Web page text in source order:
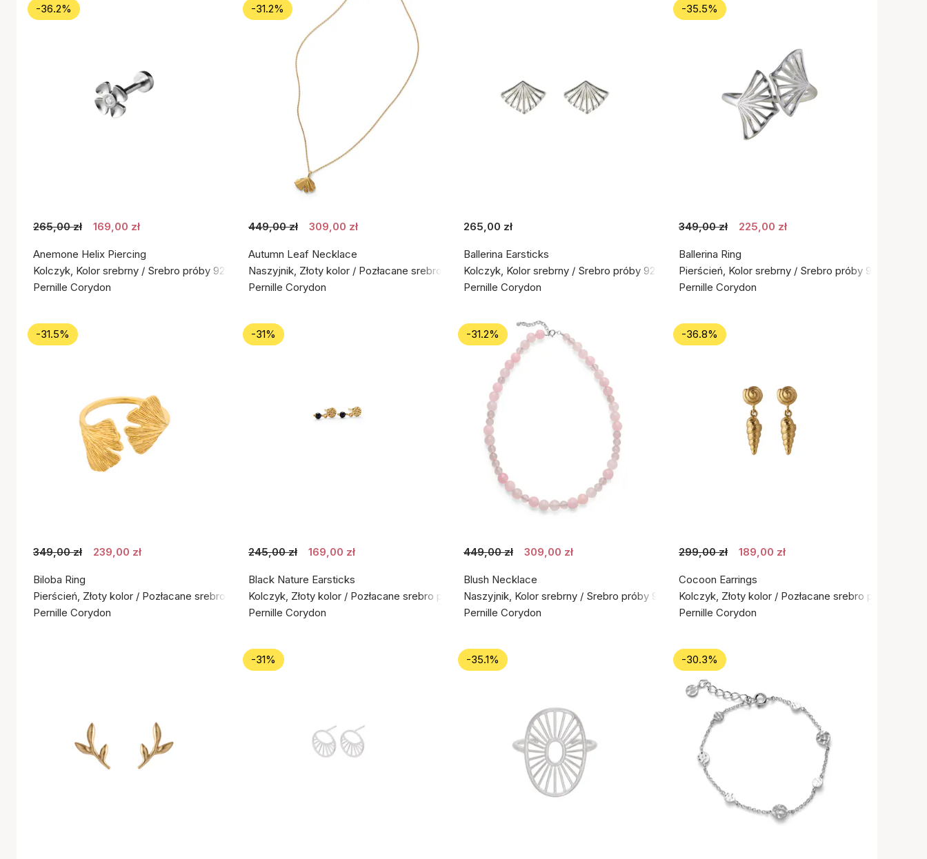
-36.2%
265,00 zł 169,00 zł
Anemone Helix Piercing
Kolczyk, Kolor srebrny / Srebro próby 925
Pernille Corydon
-31.2%
449,00 zł 309,00 zł
Autumn Leaf Necklace
Naszyjnik, Złoty kolor / Pozłacane srebro próby 925
Pernille Corydon
265,00 zł
Ballerina Earsticks
Kolczyk, Kolor srebrny / Srebro próby 925
Pernille Corydon
-35.5%
349,00 zł 225,00 zł
Ballerina Ring
Pierścień, Kolor srebrny / Srebro próby 925
Pernille Corydon
-31.5%
349,00 zł 239,00 zł
Biloba Ring
Pierścień, Złoty kolor / Pozłacane srebro próby 925
Pernille Corydon
-31%
245,00 zł 169,00 zł
Black Nature Earsticks
Kolczyk, Złoty kolor / Pozłacane srebro próby 925
Pernille Corydon
-31.2%
449,00 zł 309,00 zł
Blush Necklace
Naszyjnik, Kolor srebrny / Srebro próby 925
Pernille Corydon
-36.8%
299,00 zł 189,00 zł
Cocoon Earrings
Kolczyk, Złoty kolor / Pozłacane srebro próby 925
Pernille Corydon
-31% -35.1% -30.3%